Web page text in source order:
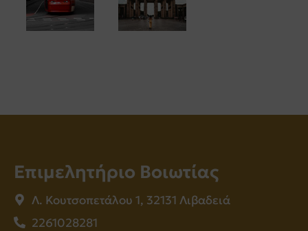
Επιμελητήριο Βοιωτίας
Λ. Κουτσοπετάλου 1, 32131 Λιβαδειά
2261028281